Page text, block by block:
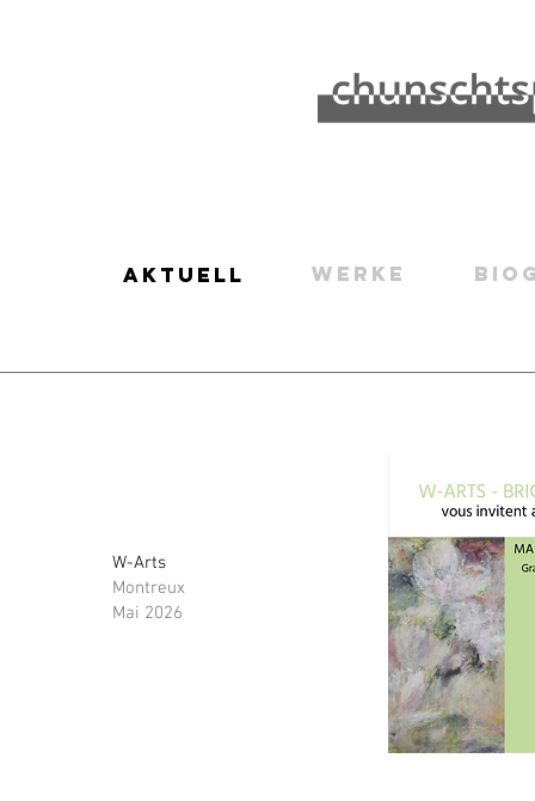
AKTUELL WERKE
W-Arts
Montreux
Mai 2026